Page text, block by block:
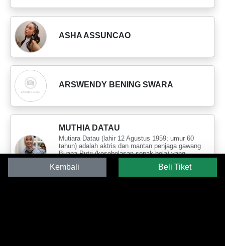
ASHA ASSUNCAO
ARSWENDY BENING SWARA
MUTHIA DATAU
Mutiara Datau (lahir 12 Agustus 1959; umur 60
tahun) adalah aktris dan mantan penjaga gawang
Buana Putri (kesebelasan sepak bola) yang
menjadi peran utama dalam film "Malu malu
Kucing" dan "Intan mendulang Cinta".
Kembali Beli Tiket